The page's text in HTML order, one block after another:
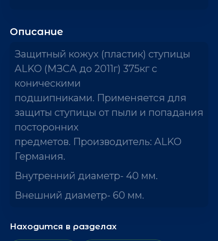
Описание
Защитный кожух (пластик) ступицы
ALKO (МЗСА до 2011г) 375кг с
коническими
подшипниками. Применяется для
защиты ступицы от пыли и попадания
посторонних
предметов. Производитель: ALKO
Германия.
Внутренний диаметр- 40 мм.
Внешний диаметр- 60 мм.
Находится в разделах